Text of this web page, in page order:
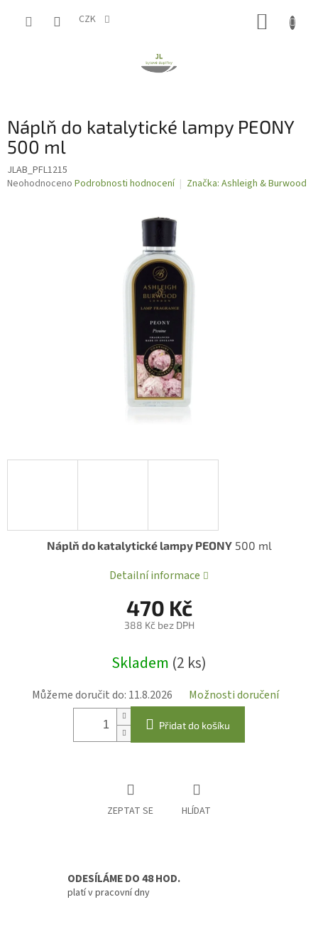
CZK
Náplň do katalytické lampy PEONY
500 ml
JLAB_PFL1215
Průměrné
Neohodnoceno Podrobnosti hodnocení Značka: Ashleigh & Burwood
470 Kč
388 Kč bez DPH
cena:
Skladem (2 ks)
Můžeme doručit do: 11.8.2026 Možnosti doručení
Přidat do košíku
Náplň do katalytické lampy PEONY500 ml
Detailní informace
ZEPTAT SE HLÍDAT
ODESÍLÁME DO 48 HOD.
platí v pracovní dny